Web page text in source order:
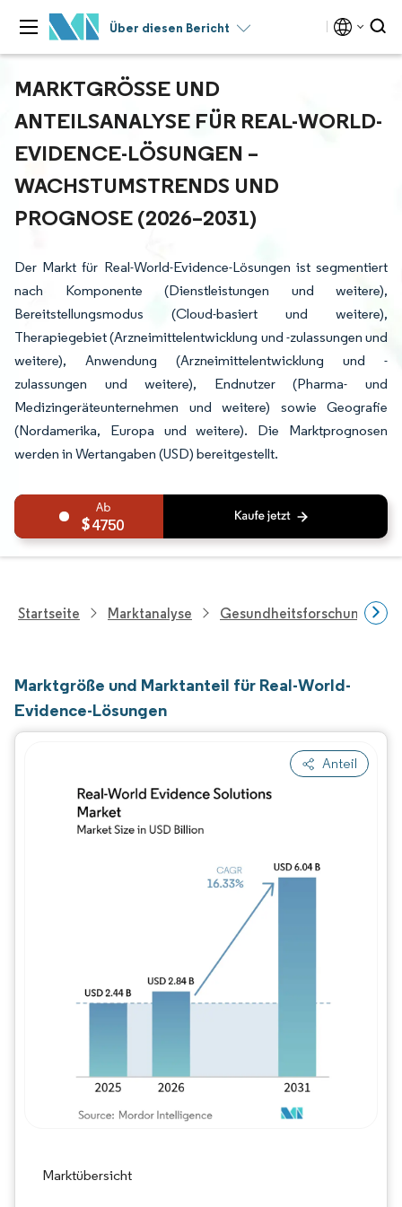
Über diesen Bericht
MARKTGRÖSSE UND A
NTEILSANALYSE FÜR REAL-WORLD-E
VIDENCE-LÖSUNGEN – W
ACHSTUMSTRENDS UND P
ROGNOSE (2026–2031)
Der Markt für Real-World-Evidence-Lösungen ist segmentiert
nach Komponente (Dienstleistungen und weitere),
Bereitstellungsmodus (Cloud-basiert und weitere),
Therapiegebiet (Arzneimittelentwicklung und -zulassungen und
weitere), Anwendung (Arzneimittelentwicklung und -
zulassungen und weitere), Endnutzer (Pharma- und
Medizingeräteunternehmen und weitere) sowie Geografie
(Nordamerika, Europa und weitere). Die Marktprognosen
werden in Wertangaben (USD) bereitgestellt.
4750
Startseite Marktanalyse Gesundheitsforschung
Marktgröße und Marktanteil für Real-World-
Evidence-Lösungen
Anteil
Marktübersicht
Bild © Mordor Intelligence.